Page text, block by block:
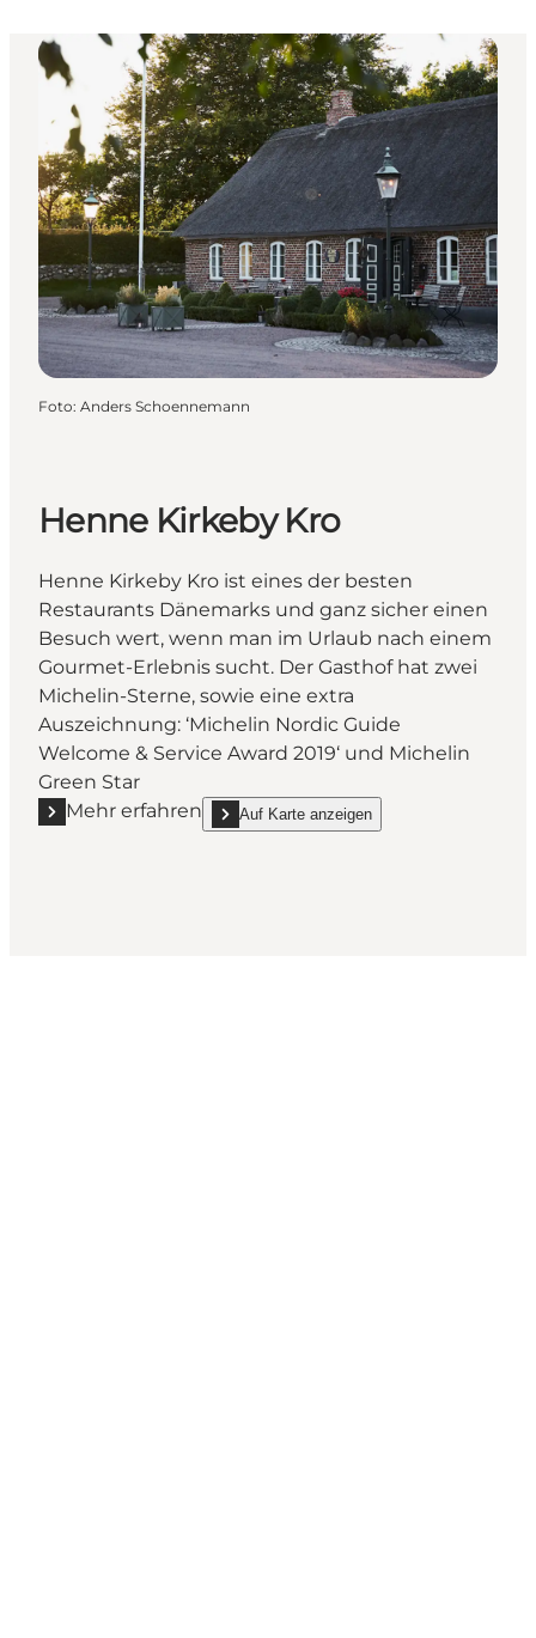
Foto: Anders Schoennemann
Henne Kirkeby Kro
Henne Kirkeby Kro ist eines der besten
Restaurants Dänemarks und ganz sicher einen
Besuch wert, wenn man im Urlaub nach einem
Gourmet-Erlebnis sucht. Der Gasthof hat zwei
Michelin-Sterne, sowie eine extra
Auszeichnung: ‘Michelin Nordic Guide
Welcome & Service Award 2019‘ und Michelin
Green Star
Mehr erfahren
Mehr erfahren "Henne Kirkeby Kro"
Auf Karte anzeigen
show Henne Kirkeby Kro on_map